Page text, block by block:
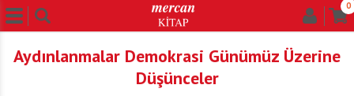
0
Aydınlanmalar Demokrasi Günümüz Üzerine
Düşünceler